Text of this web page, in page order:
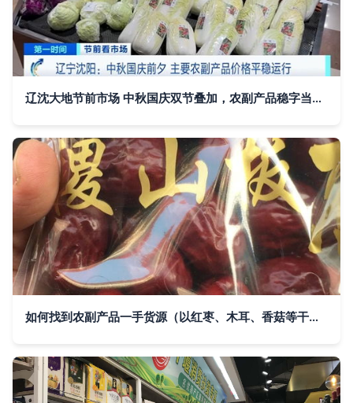
辽沈大地节前市场 中秋国庆双节叠加，农副产品稳字当头运行记
如何找到农副产品一手货源（以红枣、木耳、香菇等干货为例）